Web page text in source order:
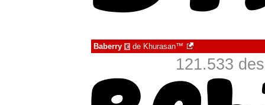
Baberry € de Khurasan™
121.533